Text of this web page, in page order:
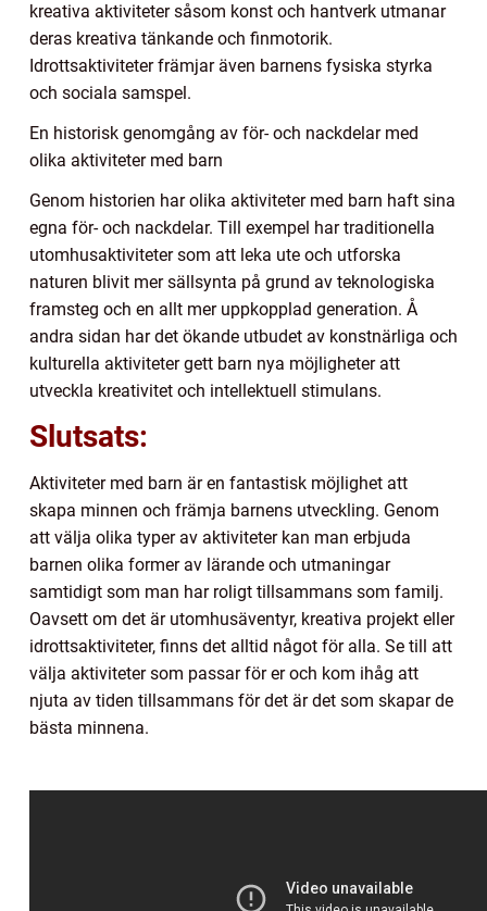
kreativa aktiviteter såsom konst och hantverk utmanar
deras kreativa tänkande och finmotorik.
Idrottsaktiviteter främjar även barnens fysiska styrka
och sociala samspel.
En historisk genomgång av för- och nackdelar med
olika aktiviteter med barn
Genom historien har olika aktiviteter med barn haft sina
egna för- och nackdelar. Till exempel har traditionella
utomhusaktiviteter som att leka ute och utforska
naturen blivit mer sällsynta på grund av teknologiska
framsteg och en allt mer uppkopplad generation. Å
andra sidan har det ökande utbudet av konstnärliga och
kulturella aktiviteter gett barn nya möjligheter att
utveckla kreativitet och intellektuell stimulans.
Slutsats:
Aktiviteter med barn är en fantastisk möjlighet att
skapa minnen och främja barnens utveckling. Genom
att välja olika typer av aktiviteter kan man erbjuda
barnen olika former av lärande och utmaningar
samtidigt som man har roligt tillsammans som familj.
Oavsett om det är utomhusäventyr, kreativa projekt eller
idrottsaktiviteter, finns det alltid något för alla. Se till att
välja aktiviteter som passar för er och kom ihåg att
njuta av tiden tillsammans för det är det som skapar de
bästa minnena.